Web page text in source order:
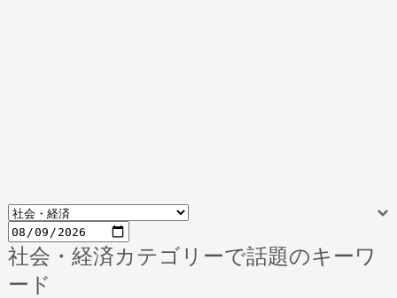
社会・経済カテゴリーで話題のキーワ
ード